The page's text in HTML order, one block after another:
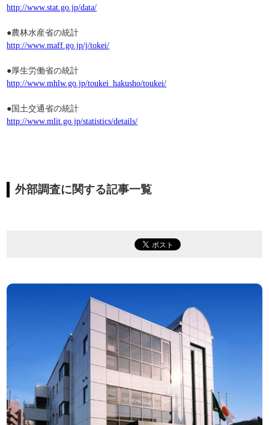
http://www.stat.go.jp/data/
●農林水産省の統計
http://www.maff.go.jp/j/tokei/
●厚生労働省の統計
http://www.mhlw.go.jp/toukei_hakusho/toukei/
●国土交通省の統計
http://www.mlit.go.jp/statistics/details/
外部調査に関する記事一覧